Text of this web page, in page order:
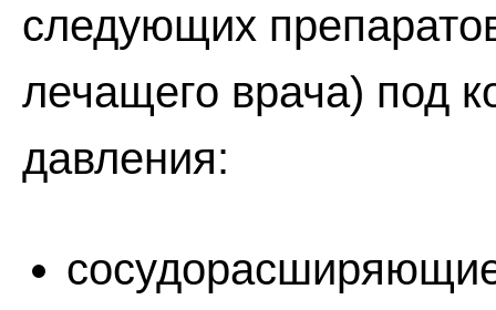
следующих
лечащего врача) под
давления: